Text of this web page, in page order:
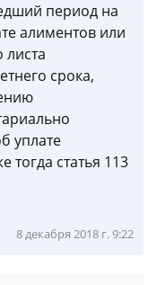
период на
алиментов или
срока,
уплате
тогда статья 113
8 декабря 2018 г. 9:22